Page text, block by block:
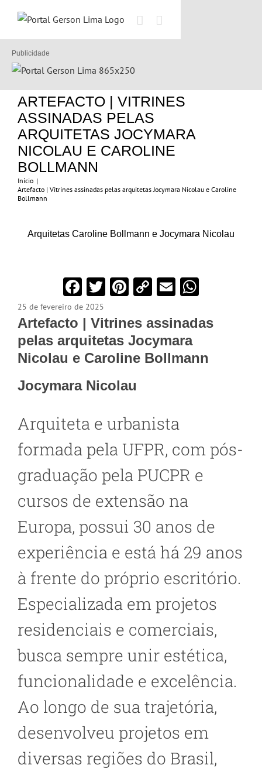
o
conteúdo
Publicidade
ARTEFACTO | VITRINES
ASSINADAS PELAS
ARQUITETAS JOCYMARA
NICOLAU E CAROLINE
BOLLMANN
Início |
Artefacto | Vitrines assinadas pelas arquitetas Jocymara Nicolau e Caroline
Bollmann
001
Arquitetas Caroline Bollmann e Jocymara Nicolau
Facebook
Twitter
Pinterest
CopyEmail
25 de fevereiro de 2025
Artefacto | Vitrines assinadas
pelas arquitetas Jocymara
Nicolau e Caroline Bollmann
Jocymara Nicolau
Arquiteta e urbanista
formada pela UFPR, com pós-
graduação pela PUCPR e
cursos de extensão na
Europa, possui 30 anos de
experiência e está há 29 anos
à frente do próprio escritório.
Especializada em projetos
residenciais e comerciais,
busca sempre unir estética,
funcionalidade e excelência.
Ao longo de sua trajetória,
desenvolveu projetos em
diversas regiões do Brasil,